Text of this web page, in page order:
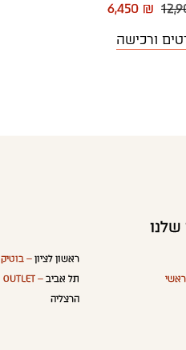
6,450 ₪
ורכישה
שלנו
ראשון לציון– בוטיק
תל אביב– OUTLET
הרצליה